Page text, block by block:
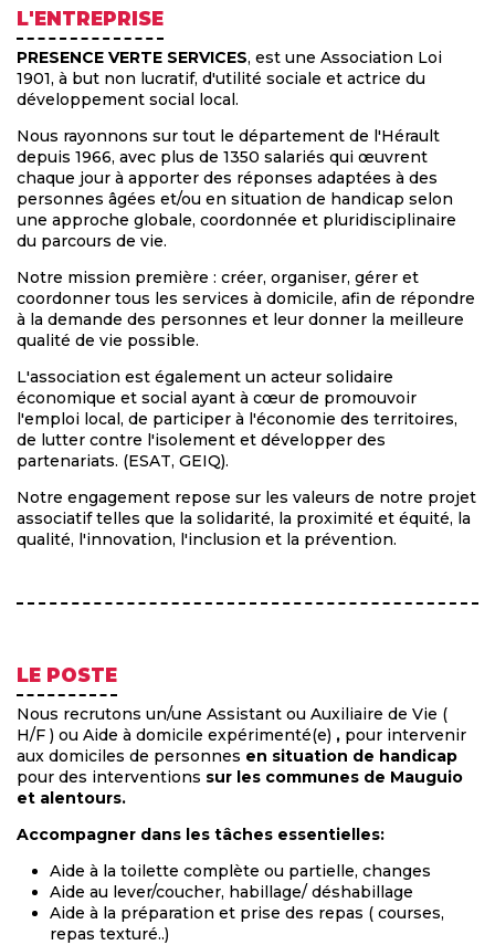
L'ENTREPRISE
PRESENCE VERTE SERVICES, est une Association Loi
1901, à but non lucratif, d'utilité sociale et actrice du
développement social local.
Nous rayonnons sur tout le département de l'Hérault
depuis 1966, avec plus de 1350 salariés qui œuvrent
chaque jour à apporter des réponses adaptées à des
personnes âgées et/ou en situation de handicap selon
une approche globale, coordonnée et pluridisciplinaire
du parcours de vie.
Notre mission première : créer, organiser, gérer et
coordonner tous les services à domicile, afin de répondre
à la demande des personnes et leur donner la meilleure
qualité de vie possible.
L'association est également un acteur solidaire
économique et social ayant à cœur de promouvoir
l'emploi local, de participer à l'économie des territoires,
de lutter contre l'isolement et développer des
partenariats. (ESAT, GEIQ).
Notre engagement repose sur les valeurs de notre projet
associatif telles que la solidarité, la proximité et équité, la
qualité, l'innovation, l'inclusion et la prévention.
LE POSTE
Nous recrutons un/une Assistant ou Auxiliaire de Vie (
H/F ) ou Aide à domicile expérimenté(e) , pour intervenir
aux domiciles de personnes en situation de handicap
pour des interventions sur les communes de Mauguio
et alentours.
Accompagner dans les tâches essentielles:
Aide à la toilette complète ou partielle, changes
Aide au lever/coucher, habillage/ déshabillage
Aide à la préparation et prise des repas ( courses,
repas texturé..)